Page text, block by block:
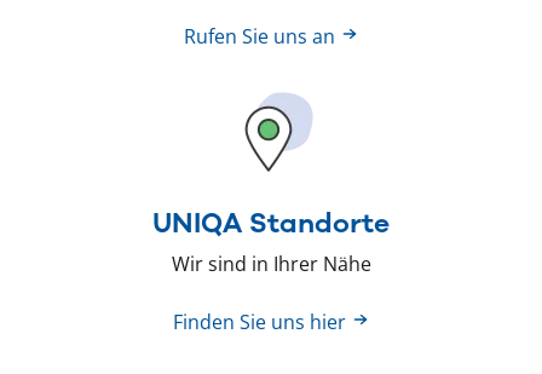
Rufen Sie uns an
UNIQA Standorte
Wir sind in Ihrer Nähe
Finden Sie uns hier